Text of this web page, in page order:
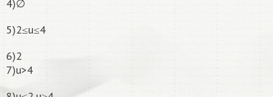
4)∅
5)2≤u≤4
6)2
7)u>4